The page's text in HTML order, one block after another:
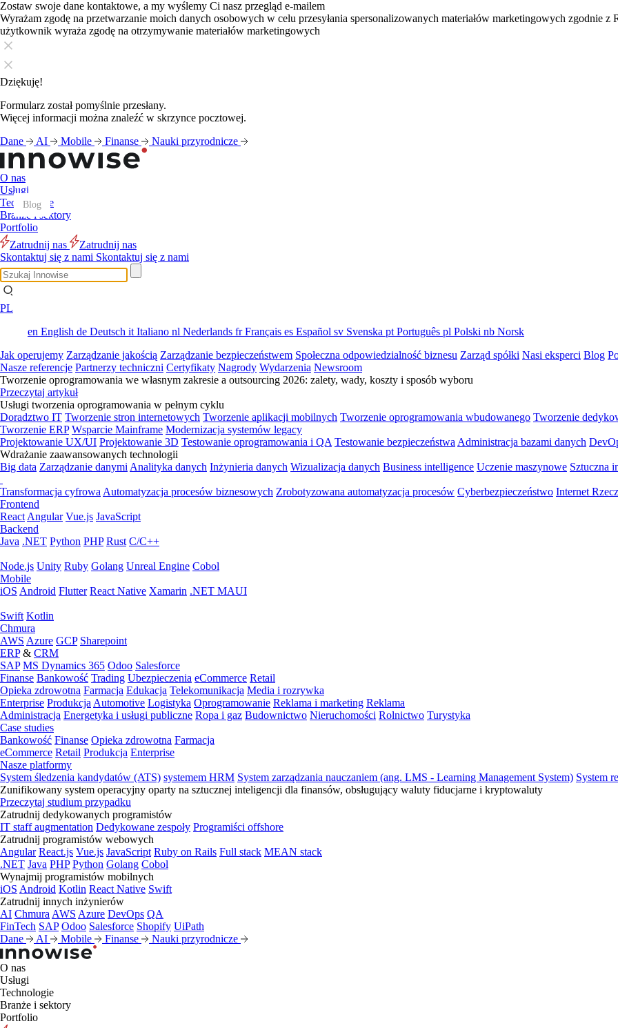
Zostaw swoje dane kontaktowe, a my wyślemy Ci nasz przegląd e-mailem
Wyrażam zgodę na przetwarzanie moich danych osobowych w celu przesyłania spersonalizowanych materiałów marketingowych zgodnie z
użytkownik wyraża zgodę na otrzymywanie materiałów marketingowych
Dziękuję!
Formularz został pomyślnie przesłany.
Więcej informacji można znaleźć w skrzynce pocztowej.
Dane
AI Mobile Finanse Nauki przyrodnicze
O nas
Usługi
Technologie
Branże i sektory
Portfolio
Zatrudnij nas
Zatrudnij nas
Skontaktuj się z nami Skontaktuj się z nami
PL
en English de Deutsch it Italiano nl Nederlands frFrançais es Español sv Svenska pt Português pl Polski nb Norsk
Jak operujemy Zarządzanie jakością Zarządzanie bezpieczeństwem Społeczna odpowiedzialność biznesu Zarząd spółki Nasi eksperci Blog
Nasze referencje Partnerzy techniczni Certyfikaty Nagrody Wydarzenia Newsroom
Tworzenie oprogramowania we własnym zakresie a outsourcing 2026: zalety, wady, koszty i sposób wyboru
Przeczytaj artykuł
Usługi tworzenia oprogramowania w pełnym cyklu
Doradztwo IT Tworzenie stron internetowych Tworzenie aplikacji mobilnych Tworzenie oprogramowania wbudowanego Tworzenie
Tworzenie ERP Wsparcie Mainframe Modernizacja systemów legacy
Projektowanie UX/UI Projektowanie 3D Testowanie oprogramowania i QA Testowanie bezpieczeństwa Administracja bazami danych
Wdrażanie zaawansowanych technologii
Big data Zarządzanie danymi Analityka danych Inżynieria danych Wizualizacja danych Business intelligence Uczenie maszynowe Sztuczna
Transformacja cyfrowa Automatyzacja procesów biznesowych Zrobotyzowana automatyzacja procesów Cyberbezpieczeństwo Internet
Frontend
React Angular Vue.js JavaScript
Backend
Java .NET Python PHP Rust C/C++
Node.js Unity Ruby Golang Unreal Engine Cobol
Mobile
iOS Android Flutter React Native Xamarin .NET MAUI
Swift Kotlin
Chmura
AWS Azure GCP Sharepoint
ERP& CRM
SAP MS Dynamics 365 Odoo Salesforce
Finanse Bankowość Trading Ubezpieczenia eCommerce Retail
Opieka zdrowotna Farmacja Edukacja Telekomunikacja Media i rozrywka
Enterprise Produkcja Automotive Logistyka Oprogramowanie Reklama i marketing Reklama
Administracja Energetyka i usługi publiczne Ropa i gaz Budownictwo Nieruchomości Rolnictwo Turystyka
Case studies
Bankowość Finanse Opieka zdrowotna Farmacja
eCommerce Retail Produkcja Enterprise
Nasze platformy
System śledzenia kandydatów (ATS) systemem HRM System zarządzania nauczaniem (ang. LMS - Learning Management System) System
Zunifikowany system operacyjny oparty na sztucznej inteligencji dla finansów, obsługujący waluty fiducjarne i kryptowaluty
Przeczytaj studium przypadku
Zatrudnij dedykowanych programistów
IT staff augmentation Dedykowane zespoły Programiści offshore
Zatrudnij programistów webowych
Angular React.js Vue.js JavaScript Ruby on Rails Full stack MEAN stack
.NET Java PHP Python Golang Cobol
Wynajmij programistów mobilnych
iOS Android Kotlin React Native Swift
Zatrudnij innych inżynierów
AI Chmura AWS Azure DevOps QA
FinTech SAP Odoo Salesforce Shopify UiPath
Dane
AI Mobile Finanse Nauki przyrodnicze
O nas
Usługi
Technologie
Branże i sektory
Portfolio
Blog
Blog
Blog
Blog
Blog
Blog
Blog
Blog
Blog
Blog
Blog
Blog